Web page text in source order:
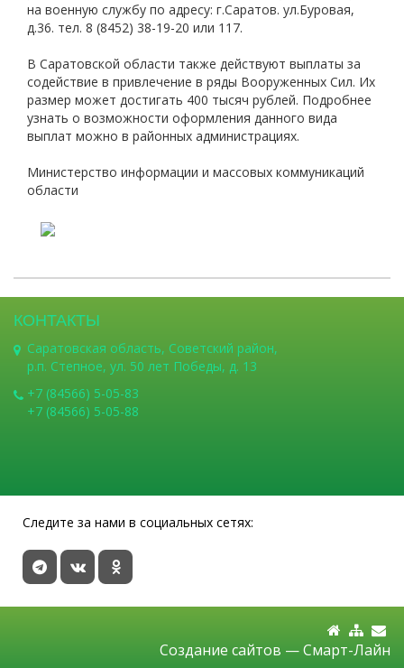
на военную службу по адресу: г.Саратов. ул.Буровая,
д.36. тел. 8 (8452) 38-19-20 или 117.
В Саратовской области также действуют выплаты за
содействие в привлечение в ряды Вооруженных Сил. Их
размер может достигать 400 тысяч рублей. Подробнее
узнать о возможности оформления данного вида
выплат можно в районных администрациях.
Министерство информации и массовых коммуникаций
области
КОНТАКТЫ
Саратовская область, Советский район,
р.п. Степное, ул. 50 лет Победы, д. 13
+7 (84566) 5-05-83
+7 (84566) 5-05-88
Следите за нами в социальных сетях:
Создание сайтов —Смарт-Лайн